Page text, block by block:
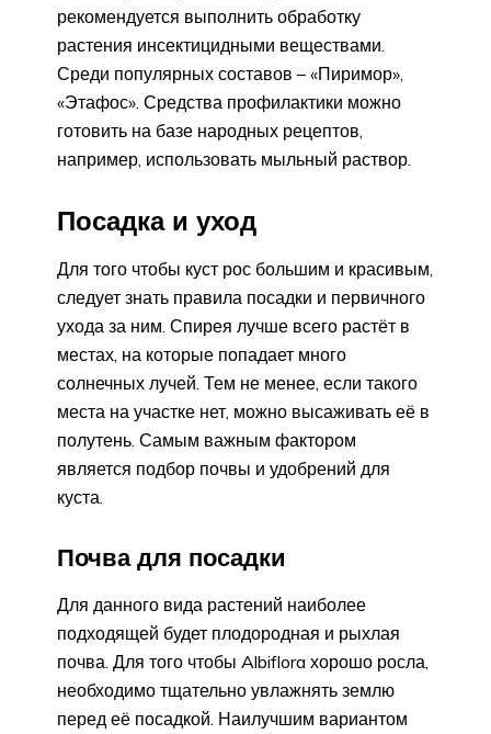
рекомендуется выполнить обработку
растения инсектицидными веществами.
Среди популярных составов – «Пиримор»,
«Этафос». Средства профилактики можно
готовить на базе народных рецептов,
например, использовать мыльный раствор.
Посадка и уход
Для того чтобы куст рос большим и красивым,
следует знать правила посадки и первичного
ухода за ним. Спирея лучше всего растёт в
местах, на которые попадает много
солнечных лучей. Тем не менее, если такого
места на участке нет, можно высаживать её в
полутень. Самым важным фактором
является подбор почвы и удобрений для
куста.
Почва для посадки
Для данного вида растений наиболее
подходящей будет плодородная и рыхлая
почва. Для того чтобы Albiflora хорошо росла,
необходимо тщательно увлажнять землю
перед её посадкой. Наилучшим вариантом